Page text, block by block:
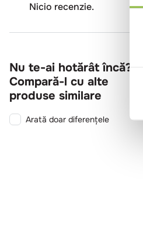
Nicio recenzie.
Nu te-ai hotărât încă?
Compară-l cu alte
produse similare
Arată doar diferențele